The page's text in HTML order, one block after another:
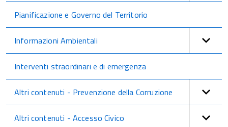
Pianificazione e Governo del Territorio
Informazioni Ambientali
Interventi straordinari e di emergenza
Altri contenuti - Prevenzione della Corruzione
Altri contenuti - Accesso Civico